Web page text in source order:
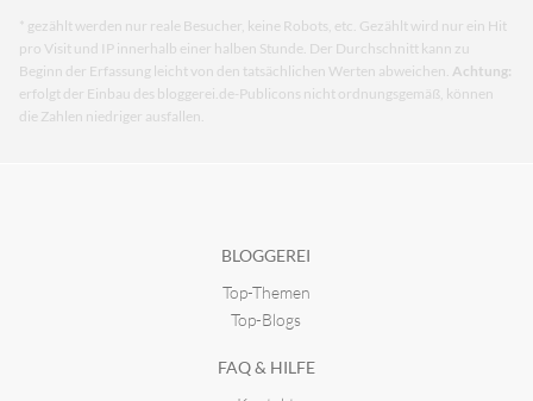
* gezählt werden nur reale Besucher, keine Robots, etc. Gezählt wird nur ein Hit
pro Visit und IP innerhalb einer halben Stunde. Der Durchschnitt kann zu
Beginn der Erfassung leicht von den tatsächlichen Werten abweichen. Achtung:
erfolgt der Einbau des bloggerei.de-Publicons nicht ordnungsgemäß, können
die Zahlen niedriger ausfallen.
BLOGGEREI
Top-Themen
Top-Blogs
FAQ & HILFE